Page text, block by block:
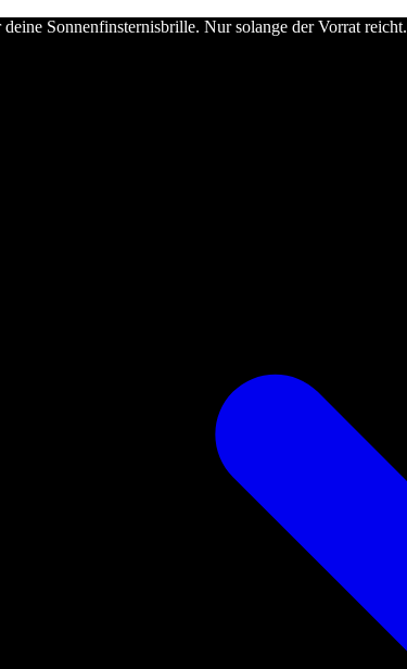
Sonnenfinsternisbrille. Nur solange der Vorrat reicht.